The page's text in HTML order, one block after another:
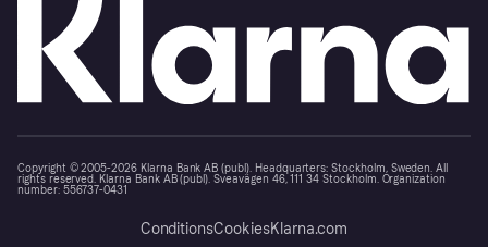
Copyright © 2005-2026 Klarna Bank AB (publ). Headquarters: Stockholm, Sweden. All
rights reserved. Klarna Bank AB (publ). Sveavägen 46, 111 34 Stockholm. Organization
number: 556737-0431
ConditionsCookiesKlarna.com